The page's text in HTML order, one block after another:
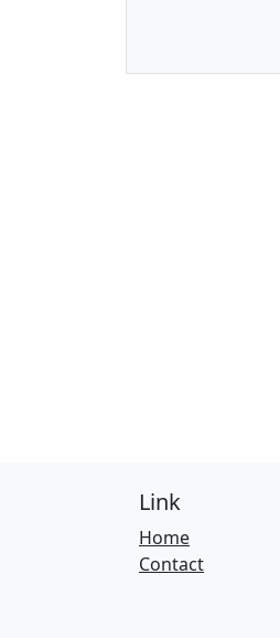
Link
Home
Contact